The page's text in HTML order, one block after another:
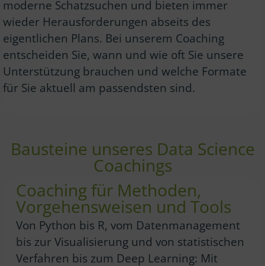
moderne Schatzsuchen und bieten immer
wieder Herausforderungen abseits des
eigentlichen Plans. Bei unserem Coaching
entscheiden Sie, wann und wie oft Sie unsere
Unterstützung brauchen und welche Formate
für Sie aktuell am passendsten sind.
Bausteine unseres Data Science
Coachings
Coaching für Methoden,
Vorgehensweisen und Tools
Von Python bis R, vom Datenmanagement
bis zur Visualisierung und von statistischen
Verfahren bis zum Deep Learning: Mit